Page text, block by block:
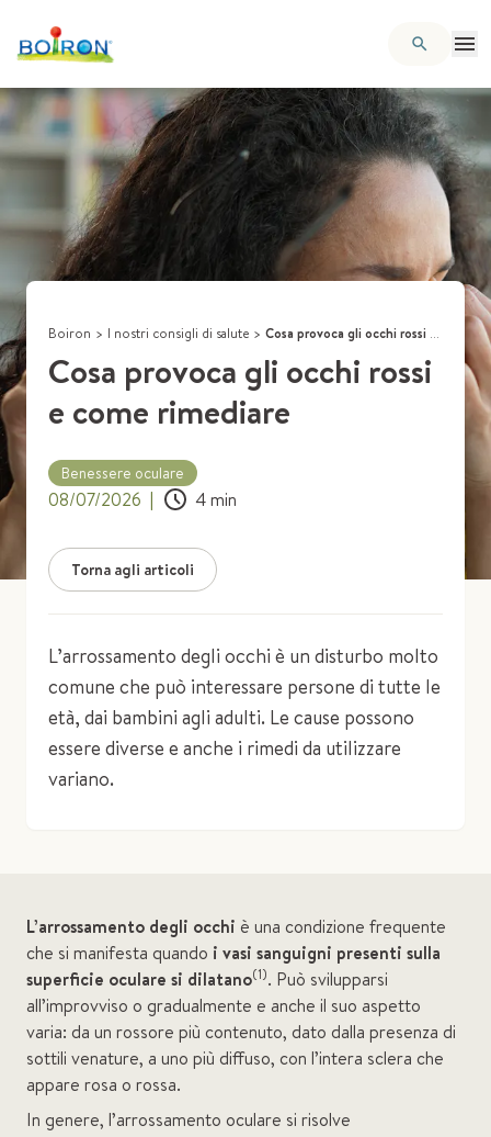
Boiron > I nostri consigli di salute > Cosa provoca gli occhi rossi e come rimediare
Cosa provoca gli occhi rossi
e come rimediare
Benessere oculare
08/07/2026 | 4min
Torna agli articoli
L’arrossamento degli occhi è un disturbo molto
comune che può interessare persone di tutte le
età, dai bambini agli adulti. Le cause possono
essere diverse e anche i rimedi da utilizzare
variano.
L’arrossamento degli occhi è una condizione frequente
che si manifesta quando i vasi sanguigni presenti sulla
superficie oculare si dilatano(1). Può svilupparsi
all’improvviso o gradualmente e anche il suo aspetto
varia: da un rossore più contenuto, dato dalla presenza di
sottili venature, a uno più diffuso, con l’intera sclera che
appare rosa o rossa.
In genere, l’arrossamento oculare si risolve